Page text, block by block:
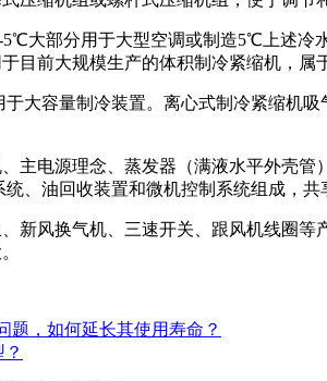
5℃大部分用于大型空调或制造5℃上述冷
目前大规模生产的体积制冷紧缩机，
量制冷装置。离心式制冷紧缩机吸气
主电源理念、蒸发器（满液水平外壳
、油回收装置和微机控制系统组成，共
新风换气机、三速开关、跟风机线圈等
题，如何延长其使用寿命？